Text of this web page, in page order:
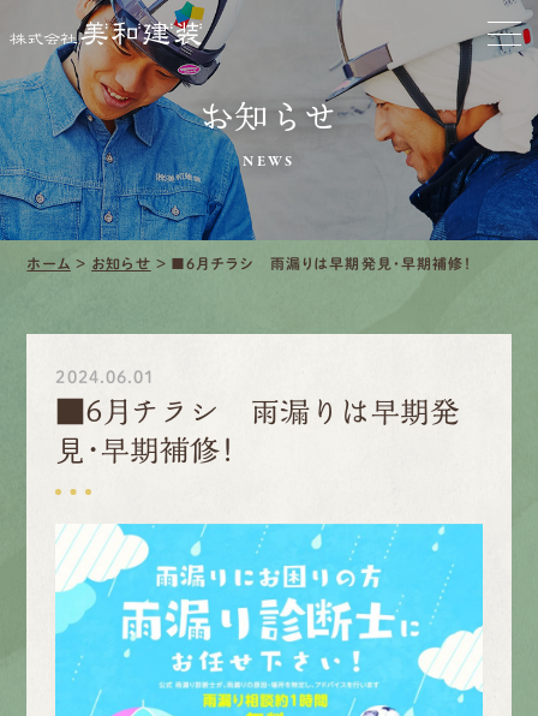
ホーム
お家をきれいに
会社をきれいに
クリーニング
会社案内
採用情報
募集要項
先輩インタビュー
お知らせ
NEWS
ホーム > お知らせ >■6月チラシ 雨漏りは早期発見・早期補修！
2024.06.01
■6月チラシ 雨漏りは早期発
見・早期補修！